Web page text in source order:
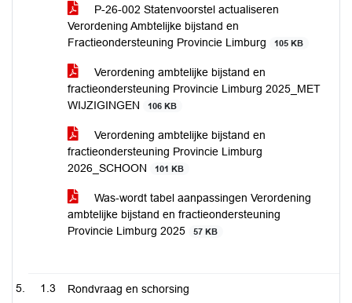
P-26-002 Statenvoorstel actualiseren
Verordening Ambtelijke bijstand en
Fractieondersteuning Provincie Limburg
105 KB
Verordening ambtelijke bijstand en
fractieondersteuning Provincie Limburg 2025_MET
WIJZIGINGEN
106 KB
Verordening ambtelijke bijstand en
fractieondersteuning Provincie Limburg
2026_SCHOON
101 KB
Was-wordt tabel aanpassingen Verordening
ambtelijke bijstand en fractieondersteuning
Provincie Limburg 2025
57 KB
1.3 Rondvraag en schorsing